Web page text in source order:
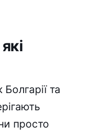
та
просто